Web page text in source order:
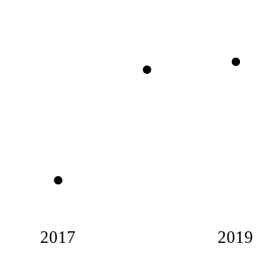
2017 2019